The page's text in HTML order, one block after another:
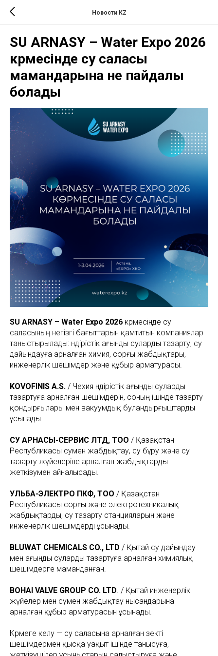
Новости KZ
SU ARNASY – Water Expo 2026
көрмесінде су саласы
мамандарына не пайдалы
болады
SU ARNASY – Water Expo 2026 көрмесінде су
саласының негізгі бағыттарын қамтитын компаниялар
таныстырылады: өндірістік ағынды суларды тазарту, су
дайындауға арналған химия, сорғы жабдықтары,
инженерлік шешімдер және құбыр арматурасы.
KOVOFINIS A.S. / Чехия өндірістік ағынды суларды
тазартуға арналған шешімдерін, соның ішінде тазарту
қондырғылары мен вакуумдық буландырғыштарды
ұсынады.
СУ АРНАСЫ-СЕРВИС ЛТД, ТОО / Қазақстан
Республикасы сумен жабдықтау, су бұру және су
тазарту жүйелеріне арналған жабдықтарды
жеткізумен айналысады.
УЛЬБА-ЭЛЕКТРО ПКФ, ТОО / Қазақстан
Республикасы сорғы және электротехникалық
жабдықтарды, су тазарту станцияларын және
инженерлік шешімдерді ұсынады.
BLUWAT CHEMICALS CO., LTD / Қытай су дайындау
мен ағынды суларды тазартуға арналған химиялық
шешімдерге маманданған.
BOHAI VALVE GROUP CO. LTD. / Қытай инженерлік
жүйелер мен сумен жабдықтау нысандарына
арналған құбыр арматурасын ұсынады.
Көрмеге келу — су саласына арналған өзекті
шешімдермен қысқа уақыт ішінде танысуға,